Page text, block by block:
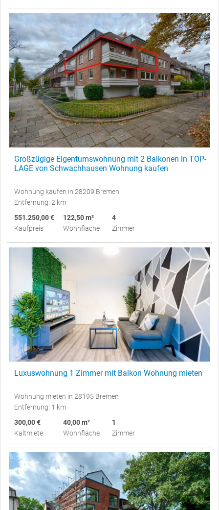
Großzügige Eigentumswohnung mit 2 Balkonen in TOP-
LAGE von Schwachhausen Wohnung kaufen
Wohnung kaufen in 28209 Bremen
Entfernung: 2 km
551.250,00 €
Kaufpreis
122,50 m²
Wohnfläche
4
Zimmer
Luxuswohnung 1 Zimmer mit Balkon Wohnung mieten
Wohnung mieten in 28195 Bremen
Entfernung: 1 km
300,00 €
Kaltmiete
40,00 m²
Wohnfläche
1
Zimmer